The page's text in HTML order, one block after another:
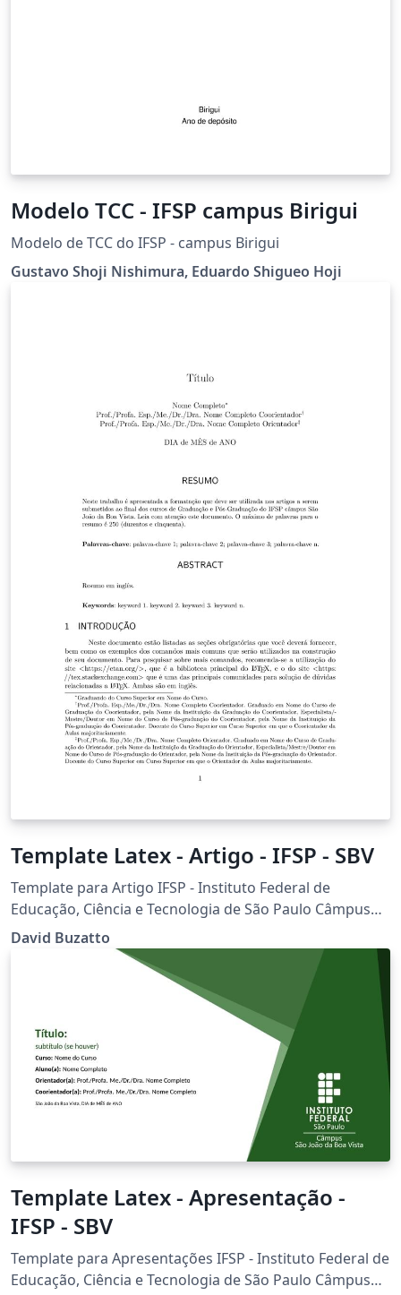
Modelo TCC - IFSP campus Birigui
Modelo de TCC do IFSP - campus Birigui
Gustavo Shoji Nishimura, Eduardo Shigueo Hoji
Template Latex - Artigo - IFSP - SBV
Template para Artigo IFSP - Instituto Federal de
Educação, Ciência e Tecnologia de São Paulo Câmpus
São João da Boa Vista Desenvolvido por Prof. Dr. David
David Buzatto
Template Latex - Apresentação -
IFSP - SBV
Template para Apresentações IFSP - Instituto Federal de
Educação, Ciência e Tecnologia de São Paulo Câmpus